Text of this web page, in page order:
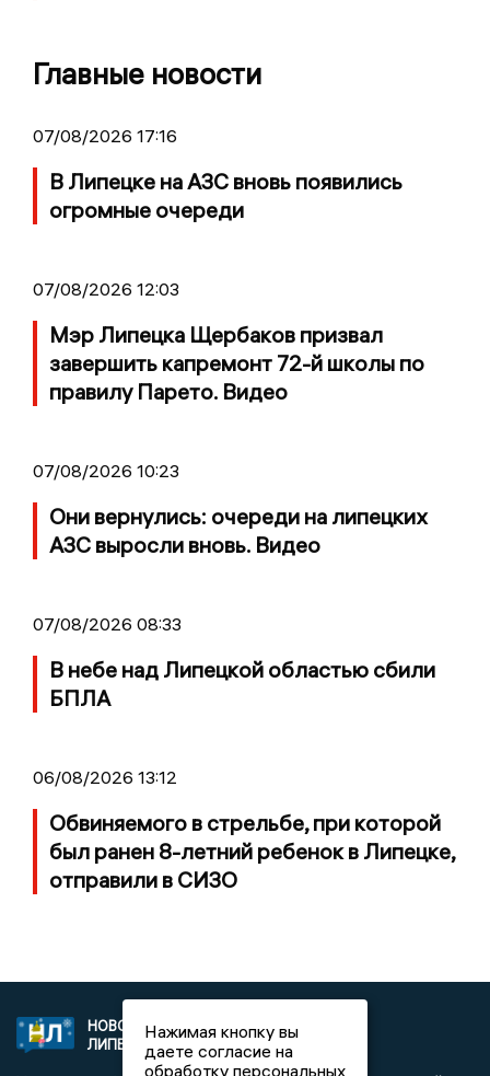
Главные новости
07/08/2026 17:16
В Липецке на АЗС вновь появились
огромные очереди
07/08/2026 12:03
Мэр Липецка Щербаков призвал
завершить капремонт 72-й школы по
правилу Парето. Видео
07/08/2026 10:23
Они вернулись: очереди на липецких
АЗС выросли вновь. Видео
07/08/2026 08:33
В небе над Липецкой областью сбили
БПЛА
06/08/2026 13:12
Обвиняемого в стрельбе, при которой
был ранен 8-летний ребенок в Липецке,
отправили в СИЗО
НОВОСТИ
ЛИПЕЦКА
2021 © NEWSLIPETSK.RU | СИ
«Новости Липецка»
Нажимая кнопку вы
даете согласие на
обработку персональных